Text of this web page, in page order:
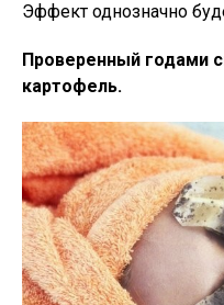
Эффект однозначно
Проверенный годами
картофель.